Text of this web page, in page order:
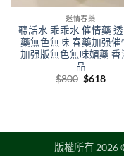
迷情春藥
聽話水 乖乖水 催情藥
藥無色無味 春藥加强催
加强版無色無味媚藥 香
品
$800 Original
$618
版權所有 2026